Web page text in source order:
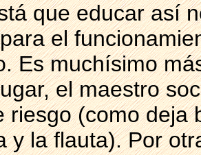
que educar así
el
Es muchísimo
el maestro
riesgo (como deja
y la flauta). Por